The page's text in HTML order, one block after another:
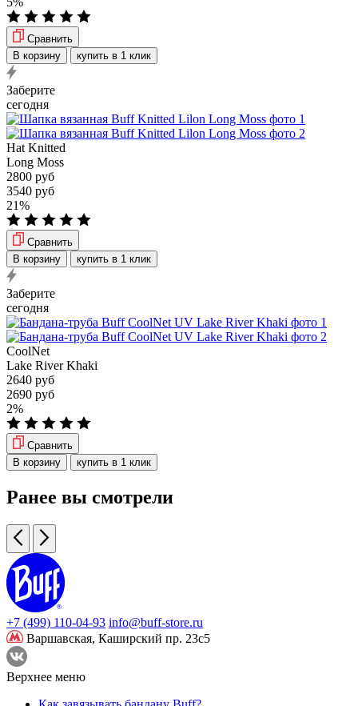
Сравнить
В корзину
купить в 1 клик
Заберите
сегодня
Hat Knitted
Long Moss
2800 руб
3540 руб
21%
Сравнить
В корзину
купить в 1 клик
Заберите
сегодня
CoolNet
Lake River Khaki
2640 руб
2690 руб
2%
Сравнить
В корзину
купить в 1 клик
Ранее вы смотрели
+7 (499) 110-04-93 info@buff-store.ru
Варшавская, Каширский пр. 23с5
Верхнее меню